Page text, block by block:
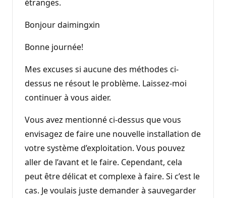
étranges.
Bonjour daimingxin
Bonne journée!
Mes excuses si aucune des méthodes ci-
dessus ne résout le problème. Laissez-moi
continuer à vous aider.
Vous avez mentionné ci-dessus que vous
envisagez de faire une nouvelle installation de
votre système d’exploitation. Vous pouvez
aller de l’avant et le faire. Cependant, cela
peut être délicat et complexe à faire. Si c’est le
cas. Je voulais juste demander à sauvegarder